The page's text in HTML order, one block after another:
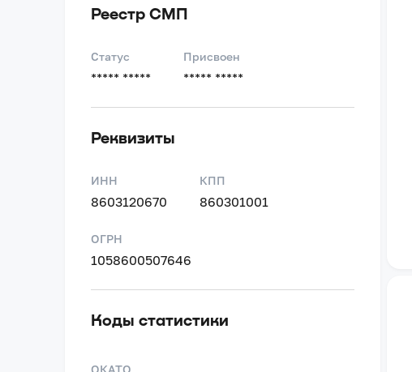
Реестр СМП
Статус
***** *****
Присвоен
***** *****
Реквизиты
ИНН
8603120670
КПП
860301001
ОГРН
1058600507646
Коды статистики
ОКАТО